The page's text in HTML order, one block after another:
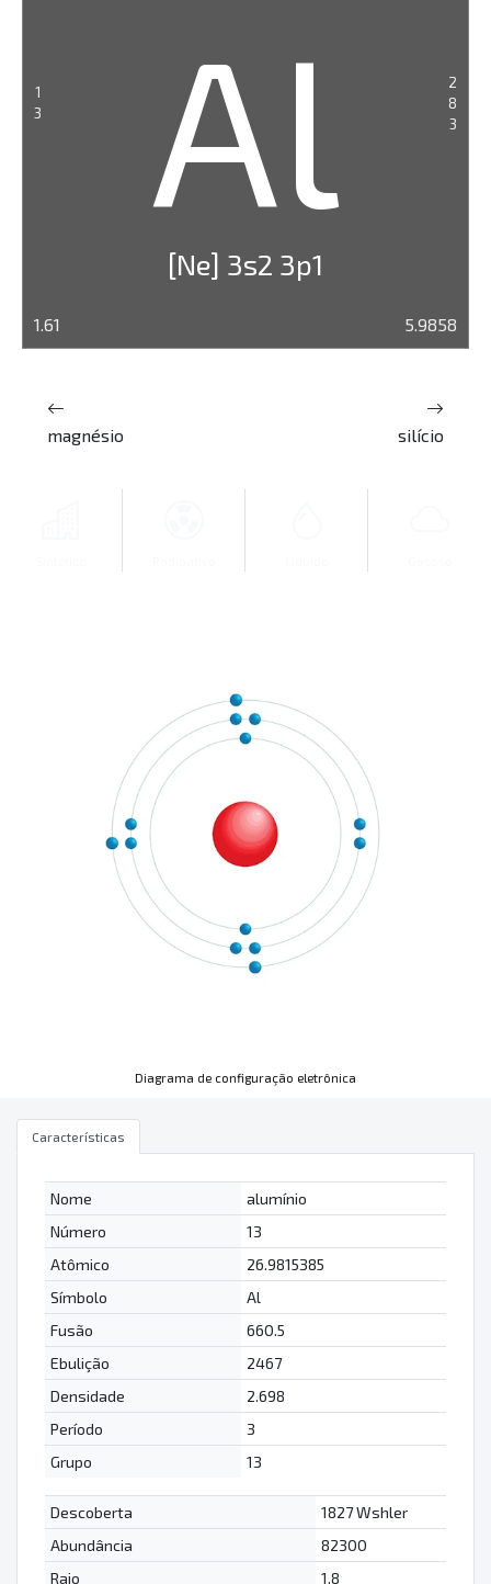
1
3
Al
[Ne] 3s2 3p1
2
8
3
1.61 5.9858
magnésio silício
Diagrama de configuração eletrônica
Características
Nome
alumínio
Número
13
Atômico
26.9815385
Símbolo
Al
Fusão
660.5
Ebulição
2467
Densidade
2.698
Período
3
Grupo
13
Descoberta
1827 Wshler
Abundância
82300
Raio
1.8